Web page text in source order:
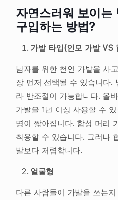
자연스러워 보이는
구입하는 방법?
가발 타입(인모 가발 VS
남자를 위한 천연 가발을 사
장 먼저 선택될 수 있습니다.
라 반조절이 가능합니다. 올
가발을 1년 이상 사용할 수
명이 짧아집니다. 합성 머리
착용할 수 있습니다. 그러나
발보다 저렴합니다.
얼굴형
다른 사람들이 가발을 쓰는